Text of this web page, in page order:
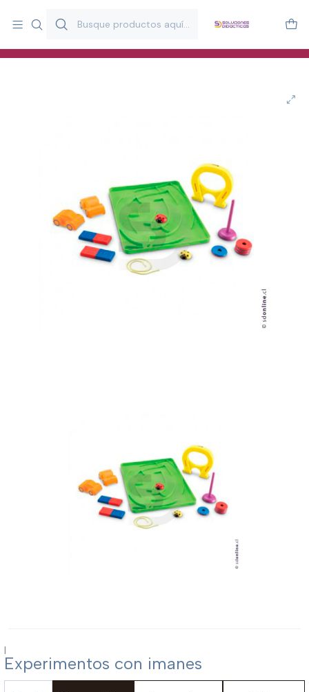
y estimulación infantil en Chile.
Especialistas en recursos educativos para aulas, terapeutas y
|
Experimentos con imanes